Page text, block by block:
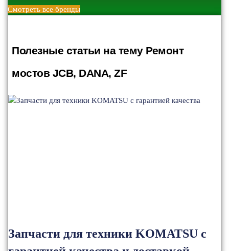
Смотреть все бренды
Полезные статьи на тему Ремонт
мостов JCB, DANA, ZF
Запчасти для техники KOMATSU с